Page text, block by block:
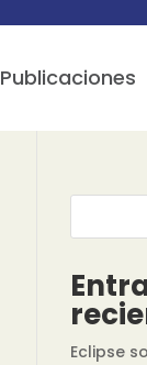
Publicaciones
Eclipse